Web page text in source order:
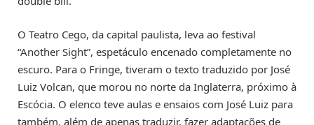
O Teatro Cego, da capital paulista, leva ao festival
“Another Sight”, espetáculo encenado completamente no
escuro. Para o Fringe, tiveram o texto traduzido por José
Luiz Volcan, que morou no norte da Inglaterra, próximo à
Escócia. O elenco teve aulas e ensaios com José Luiz para
também, além de apenas traduzir, fazer adaptações de